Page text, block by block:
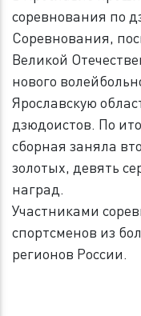
соревнования по
Соревнования,
Великой
нового
Ярославскую
дзюдоистов. По
сборная заняла
золотых, девять
наград.
Участниками
спортсменов из
регионов России.